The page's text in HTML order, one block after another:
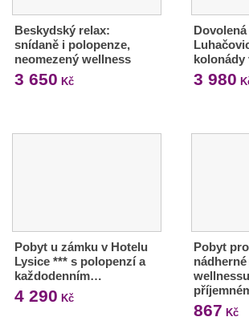
Beskydský relax:
snídaně i polopenze,
neomezený wellness
3 650 Kč 3 980
Pobyt u zámku v Hotelu
Lysice *** s polopenzí a
každodenním…
4 290 Kč
Pobyt
867 Kč